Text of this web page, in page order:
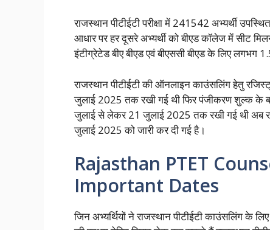
राजस्थान पीटीईटी परीक्षा में 241542 अभ्यर्थी
आधार पर हर दूसरे अभ्यर्थी को बीएड कॉलेज में सीट
इंटीग्रेटेड बीए बीएड एवं बीएससी बीएड के लिए लगभग
राजस्थान पीटीईटी की ऑनलाइन काउंसलिंग हेतु
जुलाई 2025 तक रखी गई थी फिर पंजीकरण शुल्क के
जुलाई से लेकर 21 जुलाई 2025 तक रखी गई थी अब
जुलाई 2025 को जारी कर दी गई है।
Rajasthan PTET
Important Dates
जिन अभ्यर्थियों ने राजस्थान पीटीईटी काउंसलिंग के